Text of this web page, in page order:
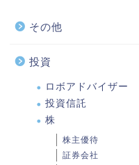
その他
投資
ロボアドバイザー
投資信託
株
株主優待
証券会社